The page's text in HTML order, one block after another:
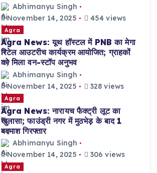
Abhimanyu Singh
November 14, 2025
454 views
Agra
Agra News: यूथ हॉस्टल में PNB का मेगा
रिटेल आउटरीच कार्यक्रम आयोजित; ग्राहकों
को मिला वन-स्टॉप अनुभव
Abhimanyu Singh
November 14, 2025
328 views
Agra
Agra News: नारायच फैक्ट्री लूट का
खुलासा; फाउंड्री नगर में मुठभेड़ के बाद 1
बदमाश गिरफ्तार
Abhimanyu Singh
November 14, 2025
306 views
Agra